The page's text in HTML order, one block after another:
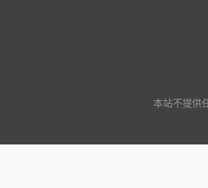
本站不提供